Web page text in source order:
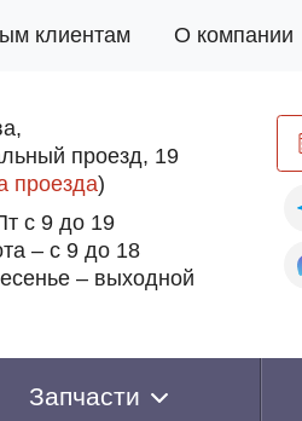
клиентам О компании
проезд, 19
проезда)
с 9 до 19
– с 9 до 18
– выходной
Запчасти